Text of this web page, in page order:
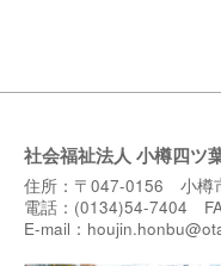
社会福祉法人 小樽四ツ
住所：〒047-0156 小樽
電話：(0134)54-7404
E-mail：